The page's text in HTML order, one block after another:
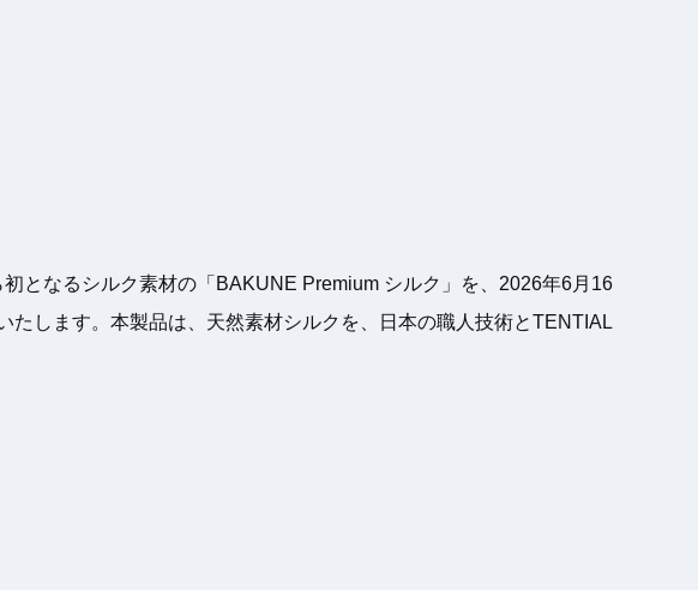
となるシルク素材の「BAKUNE Premium シルク」を、2026年6月16
します。本製品は、天然素材シルクを、日本の職人技術とTENTIAL